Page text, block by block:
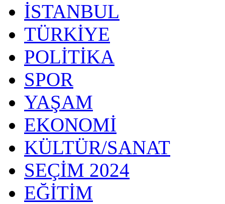
İSTANBUL
TÜRKİYE
POLİTİKA
SPOR
YAŞAM
EKONOMİ
KÜLTÜR/SANAT
SEÇİM 2024
EĞİTİM